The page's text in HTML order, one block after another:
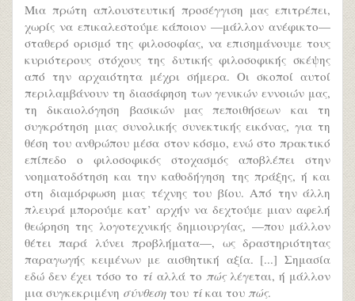
Μια πρώτη απλουστευτική προσέγγιση μας επιτρέπει,
χωρίς να επικαλεστούμε κάποιον —μάλλον ανέφικτο—
σταθερό ορισμό της φιλοσοφίας, να επισημάνουμε τους
κυριότερους στόχους της δυτικής φιλοσοφικής σκέψης
από την αρχαιότητα μέχρι σήμερα. Οι σκοποί αυτοί
περιλαμβάνουν τη διασάφηση των γενικών εννοιών μας,
τη δικαιολόγηση βασικών μας πεποιθήσεων και τη
συγκρότηση μιας συνολικής συνεκτικής εικόνας, για τη
θέση του ανθρώπου μέσα στον κόσμο, ενώ στο πρακτικό
επίπεδο ο φιλοσοφικός στοχασμός αποβλέπει στην
νοηματοδότηση και την καθοδήγηση της πράξης, ή και
στη διαμόρφωση μιας τέχνης του βίου. Από την άλλη
πλευρά μπορούμε κατ’ αρχήν να δεχτούμε μιαν αφελή
θεώρηση της λογοτεχνικής δημιουργίας, —που μάλλον
θέτει παρά λύνει προβλήματα—, ως δραστηριότητας
παραγωγής κειμένων με αισθητική αξία. [...] Σημασία
εδώ δεν έχει τόσο το τί αλλά το πώςλέγεται, ή μάλλον
μια συγκεκριμένη σύνθεση του τί και του πώς.